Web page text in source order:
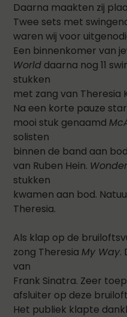
Daarna maakten zij
Twee sets met
waren wij voor
Een binnenkomer van
World daarna nog 11
stukken
met zang van Theresia
Na een korte pauze
mooi stuk genaamd
solisten
binnen de band aan
van Ruben Hein.
stukken
kwamen aan bod.
Theresia.
Als klap op de
zong TheresiaMy Way.
van
Frank Sinatra. Zeer
afsluiter op deze
Het publiek klapte